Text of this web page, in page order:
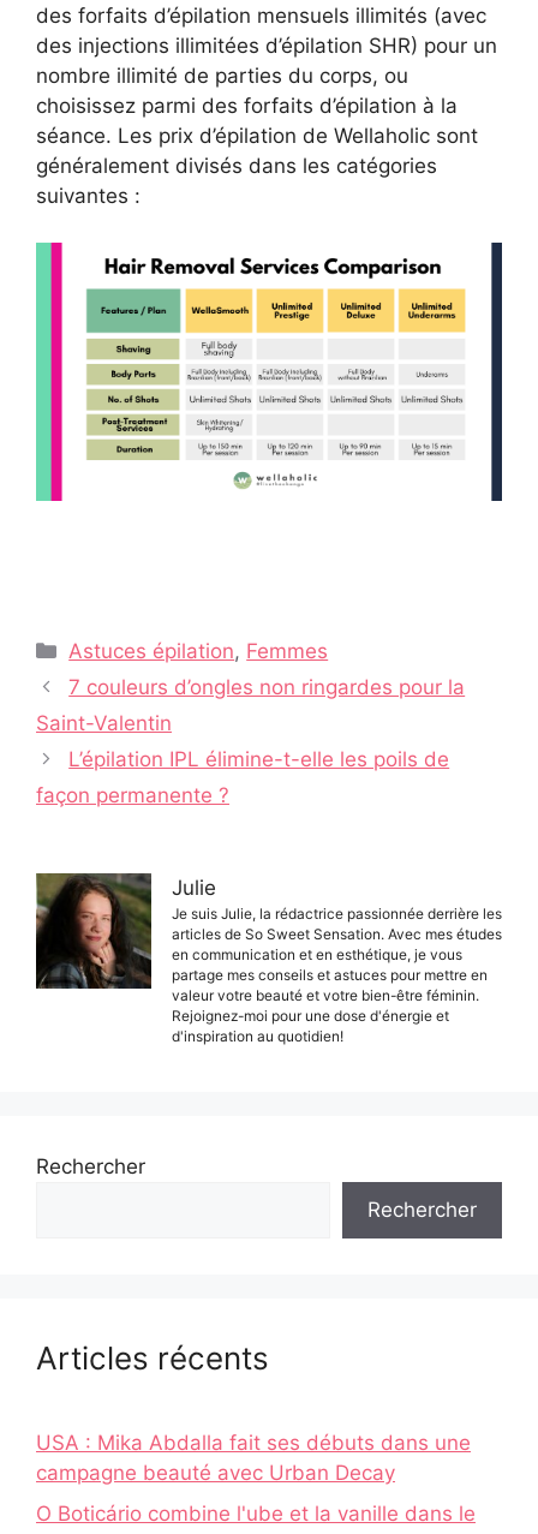
des forfaits d’épilation mensuels illimités (avec
des injections illimitées d’épilation SHR) pour un
nombre illimité de parties du corps, ou
choisissez parmi des forfaits d’épilation à la
séance. Les prix d’épilation de Wellaholic sont
généralement divisés dans les catégories
suivantes :
Catégories
Astuces épilation, Femmes
Navigation
des
7 couleurs d’ongles non ringardes pour la
Saint-Valentin
L’épilation IPL élimine-t-elle les poils de
façon permanente ?
Julie
Je suis Julie, la rédactrice passionnée derrière les
articles de So Sweet Sensation. Avec mes études
en communication et en esthétique, je vous
partage mes conseils et astuces pour mettre en
valeur votre beauté et votre bien-être féminin.
Rejoignez-moi pour une dose d'énergie et
d'inspiration au quotidien!
Rechercher
Rechercher
Articles récents
USA : Mika Abdalla fait ses débuts dans une
campagne beauté avec Urban Decay
O Boticário combine l'ube et la vanille dans le